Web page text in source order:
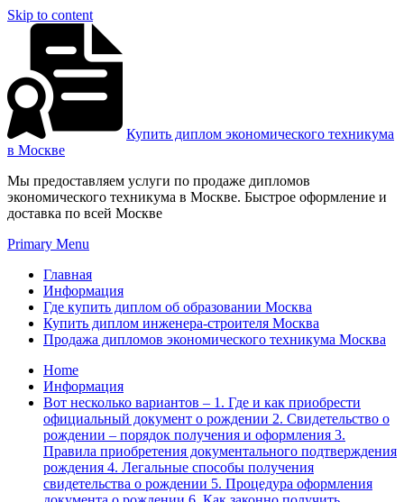
Skip to content
Купить диплом экономического техникума
в Москве
Мы предоставляем услуги по продаже дипломов
экономического техникума в Москве. Быстрое оформление и
доставка по всей Москве
Primary Menu
Главная
Информация
Где купить диплом об образовании Москва
Купить диплом инженера-строителя Москва
Продажа дипломов экономического техникума Москва
Home
Информация
Вот несколько вариантов – 1. Где и как приобрести
официальный документ о рождении 2. Свидетельство о
рождении – порядок получения и оформления 3.
Правила приобретения документального подтверждения
рождения 4. Легальные способы получения
свидетельства о рождении 5. Процедура оформления